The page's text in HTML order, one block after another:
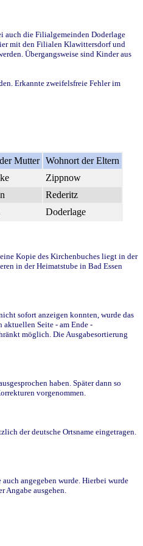
auch die Filialgemeinden Doderlage
mit den Filialen Klawittersdorf und
Übergangsweise sind Kinder aus
Erkannte zweifelsfreie Fehler im
Mutter Wohnort der Eltern
Zippnow
Rederitz
Doderlage
Kopie des Kirchenbuches liegt in der
in der Heimatstube in Bad Essen
sofort anzeigen konnten, wurde das
aktuellen Seite - am Ende -
möglich. Die Ausgabesortierung
haben. Später dann so
vorgenommen.
der deutsche Ortsname eingetragen.
angegeben wurde. Hierbei wurde
ausgehen.